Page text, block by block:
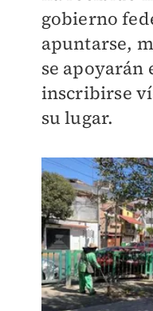
gobierno
apuntarse,
se apoyarán
inscribirse
su lugar.